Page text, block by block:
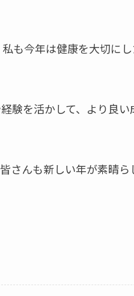
も今年は健康を大切に
験を活かして、より良
さんも新しい年が素晴